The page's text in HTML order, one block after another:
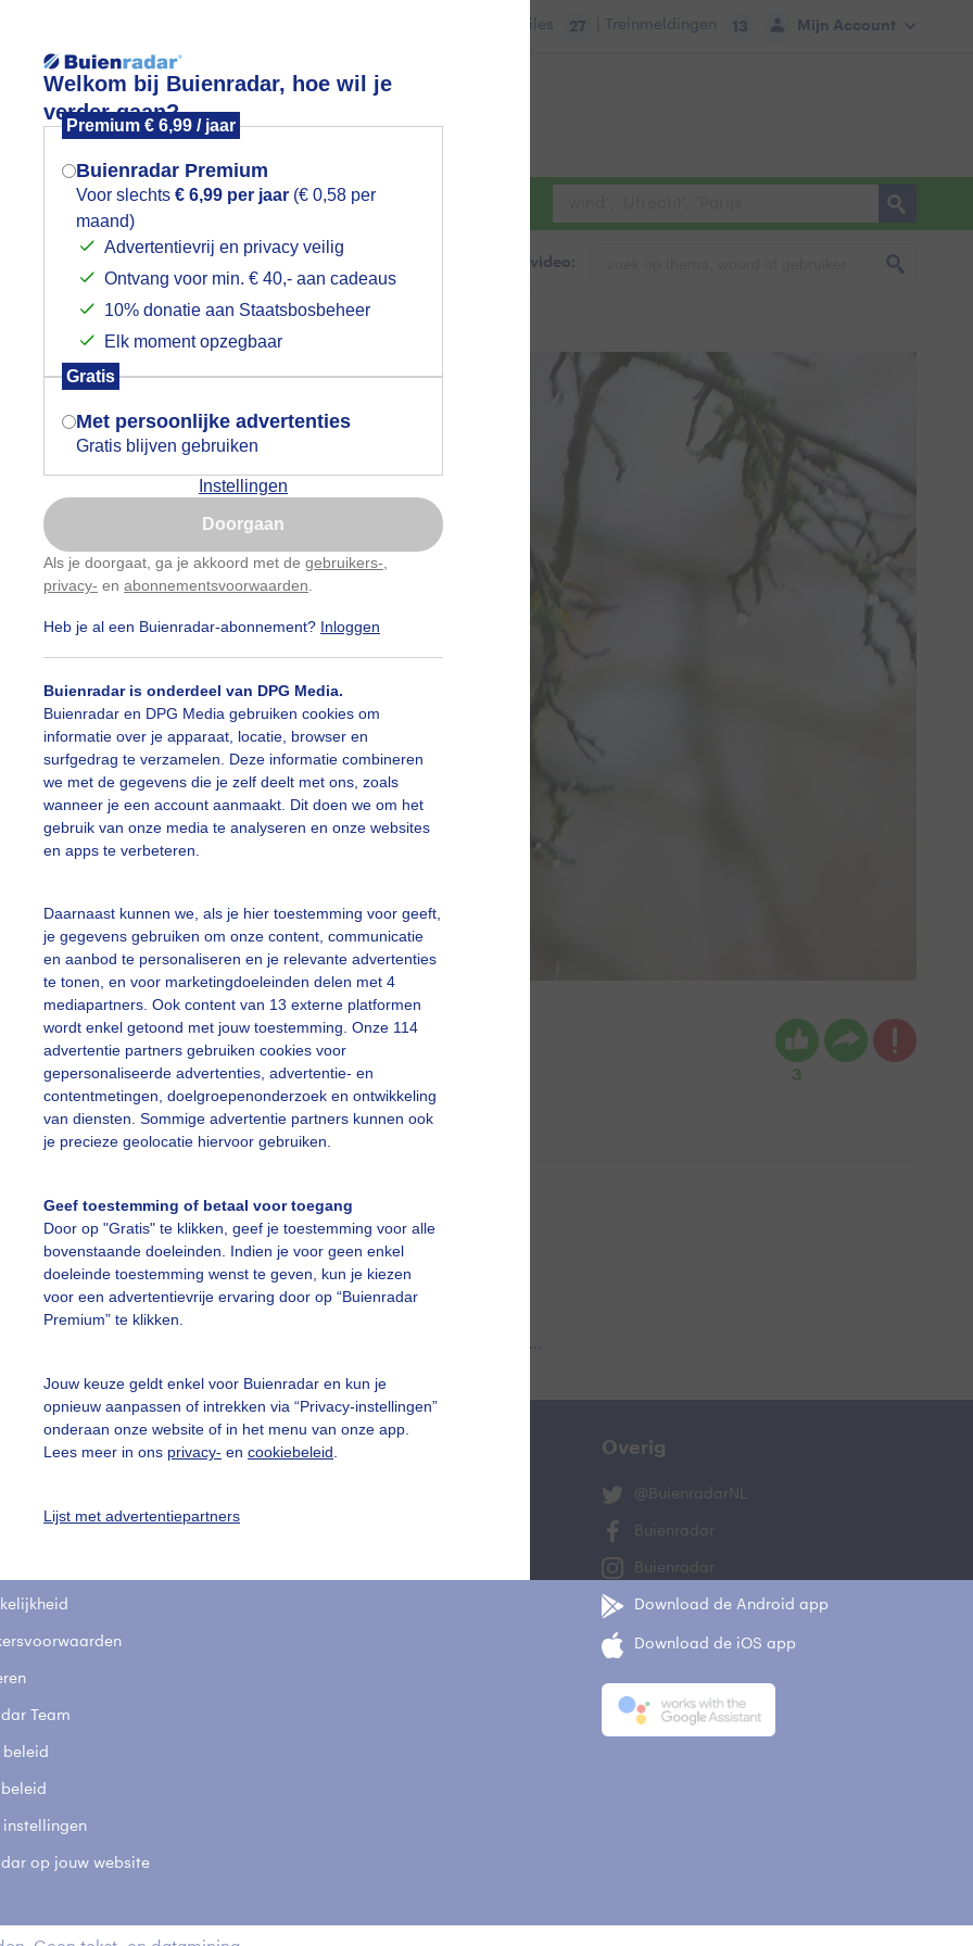
Welkom bij Buienradar, hoe wil je
verder gaan?
Premium € 6,99 / jaar
Buienradar Premium
Voor slechts € 6,99 per jaar (€ 0,58 per
maand)
Advertentievrij en privacy veilig
Ontvang voor min. € 40,- aan cadeaus
10% donatie aan Staatsbosbeheer
Elk moment opzegbaar
Gratis
Met persoonlijke advertenties
Gratis blijven gebruiken
Instellingen
Doorgaan
Als je doorgaat, ga je akkoord met de gebruikers-
privacy- en abonnementsvoorwaarden
Heb je al een Buienradar-abonnement? Inloggen
Buienradar is onderdeel van DPG Media.
Buienradar en DPG Media gebruiken cookies om
informatie over je apparaat, locatie, browser en
surfgedrag te verzamelen. Deze informatie combineren
we met de gegevens die je zelf deelt met ons, zoals
wanneer je een account aanmaakt. Dit doen we om het
gebruik van onze media te analyseren en onze websites
en apps te verbeteren.
Daarnaast kunnen we, als je hier toestemming voor geeft,
je gegevens gebruiken om onze content, communicatie
en aanbod te personaliseren en je relevante advertenties
te tonen, en voor marketingdoeleinden delen met 4
mediapartners. Ook content van 13 externe platformen
wordt enkel getoond met jouw toestemming. Onze 114
advertentie partners gebruiken cookies voor
gepersonaliseerde advertenties, advertentie- en
contentmetingen, doelgroepenonderzoek en ontwikkeling
van diensten. Sommige advertentie partners kunnen ook
je precieze geolocatie hiervoor gebruiken.
Geef toestemming of betaal voor toegang
Door op "Gratis" te klikken, geef je toestemming voor alle
bovenstaande doeleinden. Indien je voor geen enkel
doeleinde toestemming wenst te geven, kun je kiezen
voor een advertentievrije ervaring door op “Buienradar
Premium” te klikken.
Jouw keuze geldt enkel voor Buienradar en kun je
opnieuw aanpassen of intrekken via “Privacy-instellingen”
onderaan onze website of in het menu van onze app.
Lees meer in ons privacy- en cookiebeleid
Lijst met advertentiepartners
Mijn Account
Files 27 | Treinmeldingen 13
Foto en video Weerzine
Zoeken in foto & video:
er weer een tak voor &$#@&..
Loes Rodermond Gemaakt: 02-01-2026, 272x bekeken
3
Winter
slideshow
vragen
Team
beleid
instellingen
op jouw website
Mijn weer Overig
@BuienradarNL
Buienradar
Buienradar
Download de Android app
Download de iOS app
Mogen we je locatie gebruiken voor
het weer?
Indien je hier nog geen akkoord op hebt
gegeven, verschijnt er zo een pop-up uit
je browser waarin deze toestemming
gevraagd wordt.
Is goed, toon de popup
Nu niet, misschien later
Gebruik je Safari en wil je niet elke dag deze pop-up
Klikhierom dit aan te passen